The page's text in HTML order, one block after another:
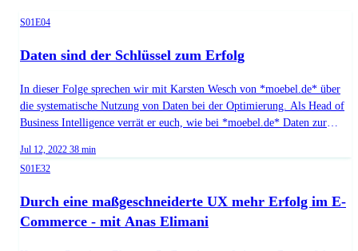
Season 1, Episode 4
S01E04
Daten sind der Schlüssel zum Erfolg
In dieser Folge sprechen wir mit Karsten Wesch von *moebel.de* über
die systematische Nutzung von Daten bei der Optimierung. Als Head of
Business Intelligence verrät er euch, wie bei *moebel.de* Daten zur
durch datengestütztes Handeln noch effizienter arbeiten könnt.**Good to
know:**Das Team sucht momentan nach Verstärkung - wenn ihr Lust
Unternehmen habt, schaut gerne in die Ausschreibungen! Vielleicht ist
das passende für euch dabei!Junior Data EngineerHead of Software
Published on
Jul 12, 2022 Duration:
38 min
Season 1, Episode 32
S01E32
Durch eine maßgeschneiderte UX mehr Erfolg im E-
Commerce - mit Anas Elimani